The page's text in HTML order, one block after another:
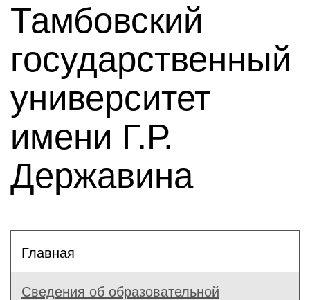
Тамбовский
государственный
университет
имени Г.Р.
Державина
Главная
Сведения об образовательной